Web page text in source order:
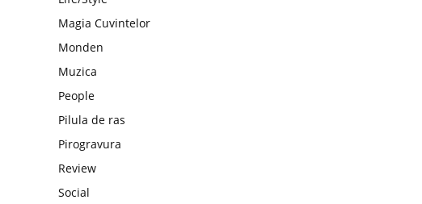
Magia Cuvintelor
Monden
Muzica
People
Pilula de ras
Pirogravura
Review
Social